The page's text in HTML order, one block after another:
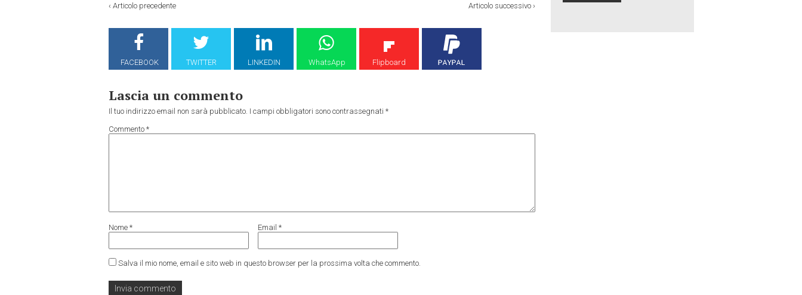
‹ Articolo precedente Articolo successivo ›
FACEBOOK TWITTER LINKEDIN WhatsApp Flipboard
Lascia un commento
Il tuo indirizzo email non sarà pubblicato. I campi obbligatori sono contrassegnati *
Commento *
Nome * Email *
Salva il mio nome, email e sito web in questo browser per la prossima volta che commento.